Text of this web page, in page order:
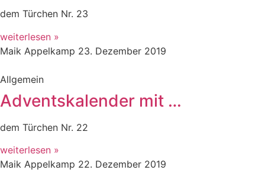
dem Türchen Nr. 23
weiterlesen »
Maik Appelkamp 23. Dezember 2019
Allgemein
Adventskalender mit …
dem Türchen Nr. 22
weiterlesen »
Maik Appelkamp 22. Dezember 2019